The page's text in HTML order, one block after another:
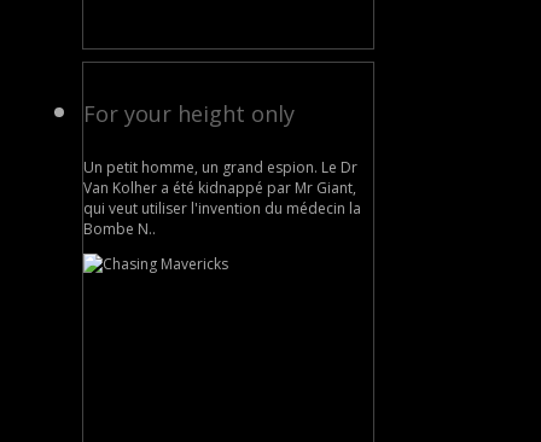
For your height only
Un petit homme, un grand espion. Le Dr
Van Kolher a été kidnappé par Mr Giant,
qui veut utiliser l'invention du médecin la
Bombe N..